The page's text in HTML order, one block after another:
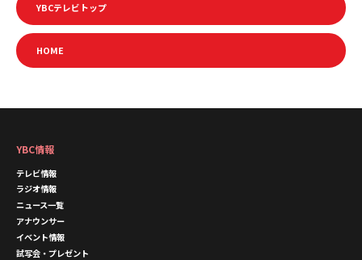
YBCテレビトップ
HOME
YBC情報
テレビ情報
ラジオ情報
ニュース一覧
アナウンサー
イベント情報
試写会・プレゼント